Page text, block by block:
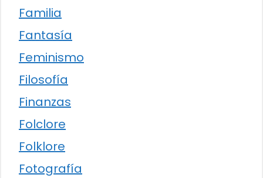
Familia
Fantasía
Feminismo
Filosofía
Finanzas
Folclore
Folklore
Fotografía